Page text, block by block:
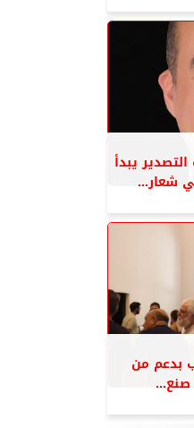
يبدأ
شعار...
بدعم من
صنع...